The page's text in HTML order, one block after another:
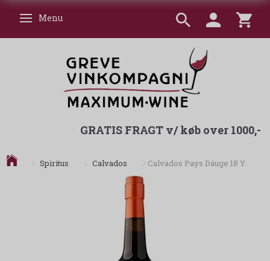
Skifte navigation
Menu
GRATIS FRAGT v/ køb over 1000,-
Spiritus Calvados Calvados Pays Dáuge 18 Y.